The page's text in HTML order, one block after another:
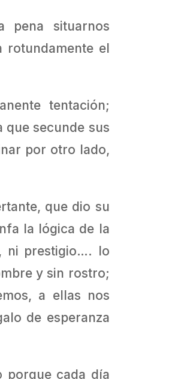
pena situarnos
rotundamente el
tentación;
que secunde sus
por otro lado,
que dio su
la lógica de la
ni prestigio…. lo
y sin rostro;
a ellas nos
de esperanza
porque cada día